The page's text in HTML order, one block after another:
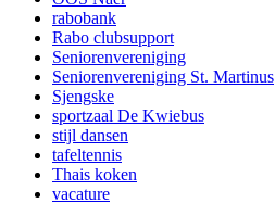
rabobank
Rabo clubsupport
Seniorenvereniging
Seniorenvereniging St. Martinus
Sjengske
sportzaal De Kwiebus
stijl dansen
tafeltennis
Thais koken
vacature